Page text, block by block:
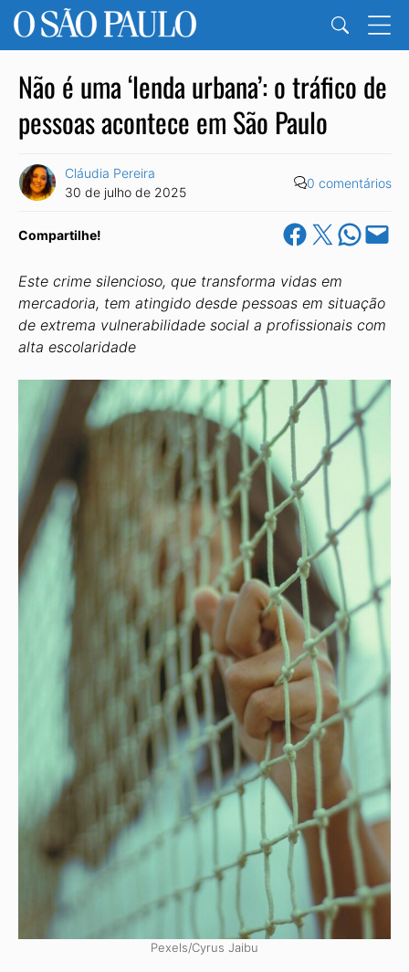
Não é uma ‘lenda urbana’: o tráfico de
pessoas acontece em São Paulo
Cláudia Pereira
30 de julho de 2025
0 comentários
Compartilhe! Share on Facebook
Share on X Share on
Email this
Este crime silencioso, que transforma vidas em
mercadoria, tem atingido desde pessoas em situação
de extrema vulnerabilidade social a profissionais com
alta escolaridade
Pexels/Cyrus Jaibu